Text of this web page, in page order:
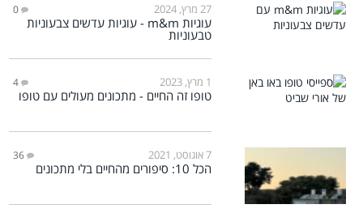
27 מרץ, 2024 0
עוגיות m&m - עוגיות עדשים צבעוניות
טבעוניות
1 מרץ, 2023 4
טופו זה החיים - מתכונים מעולים עם טופו
7 אוגוסט, 2021 36
הכל 10: סיפורים מהחיים בלי מתכונים